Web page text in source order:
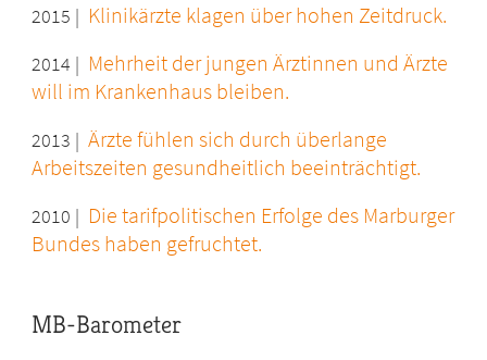
2015 | Klinikärzte klagen über hohen Zeitdruck.
2014 | Mehrheit der jungen Ärztinnen und Ärzte
will im Krankenhaus bleiben.
2013 |Ärzte fühlen sich durch überlange
Arbeitszeiten gesundheitlich beeinträchtigt.
2010 | Die tarifpolitischen Erfolge des Marburger
Bundes haben gefruchtet.
MB-Barometer